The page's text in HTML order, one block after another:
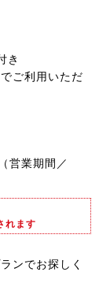
き
ご利用いただ
営業期間／
れます
ンでお探しく